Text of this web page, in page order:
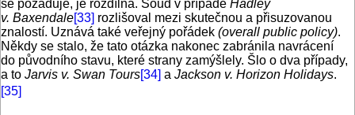
se požaduje, je rozdílná. Soud v případě Hadley
v. Baxendale[33] rozlišoval mezi skutečnou a přisuzovanou
znalostí. Uznává také veřejný pořádek (overall public policy).
Někdy se stalo, že tato otázka nakonec zabránila navrácení
do původního stavu, které strany zamýšlely. Šlo o dva případy,
a to Jarvis v. Swan Tours[34] a Jackson v. Horizon Holidays.
[35]